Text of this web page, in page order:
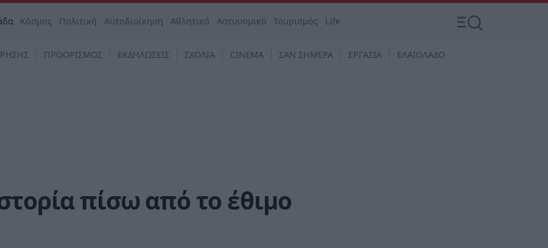
Κόσμος Πολιτική Αυτοδιοίκηση Αθλητικά Αστυνομικά Τουρισμός Life
ΠΡΟΟΡΙΣΜΟΣ ΕΚΔΗΛΩΣΕΙΣ ΣΧΟΛΙΑ CINEMA ΣΑΝ ΣΗΜΕΡΑ ΕΡΓΑΣΙΑ ΕΛΑΙΟΛΑΔΟ
πίσω από το έθιμο